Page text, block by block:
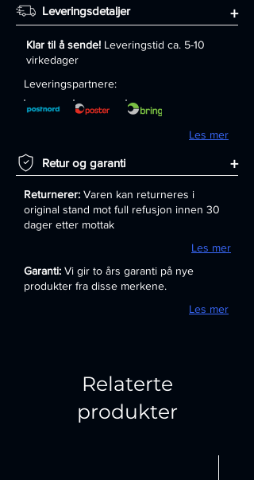
Leveringsdetaljer +
Klar til å sende! Leveringstid ca. 5-10
virkedager
Leveringspartnere:
Les mer
Retur og garanti +
Returnerer: Varen kan returneres i
original stand mot full refusjon innen 30
dager etter mottak
Les mer
Garanti: Vi gir to års garanti på nye
produkter fra disse merkene.
Les mer
Relaterte
produkter